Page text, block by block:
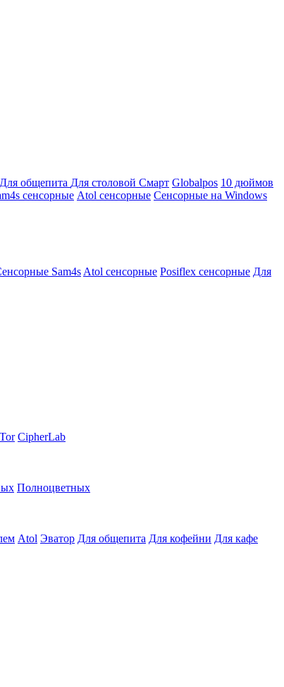
Для общепита Для столовой Смарт Globalpos 10 дюймов
сенсорные Atol сенсорные Сенсорные на Windows
Sam4s Atol сенсорные Posiflex сенсорные Для
CipherLab
Полноцветных
Atol Эватор Для общепита Для кофейни Для кафе